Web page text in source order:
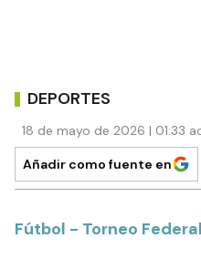
DEPORTES
18 de mayo de 2026 | 01:33
Añadir como fuente en
Fútbol - Torneo